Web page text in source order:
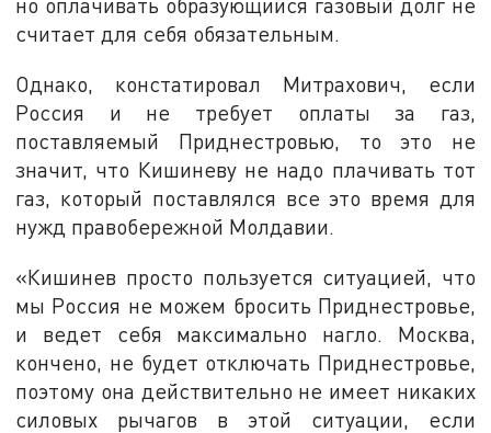
но оплачивать образующийся газовый долг не
считает для себя обязательным.
Однако, констатировал Митрахович, если
Россия и не требует оплаты за газ,
поставляемый Приднестровью, то это не
значит, что Кишиневу не надо плачивать тот
газ, который поставлялся все это время для
нужд правобережной Молдавии.
«Кишинев просто пользуется ситуацией, что
мы Россия не можем бросить Приднестровье,
и ведет себя максимально нагло. Москва,
кончено, не будет отключать Приднестровье,
поэтому она действительно не имеет никаких
силовых рычагов в этой ситуации, если